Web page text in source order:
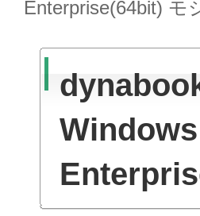
Enterprise(64bit) モ